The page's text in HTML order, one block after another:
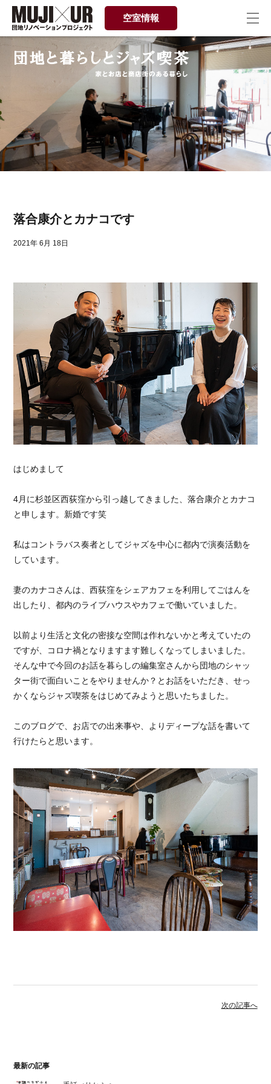
空室情報
落合康介とカナコです
2021年 6月 18日
はじめまして
4月に杉並区西荻窪から引っ越してきました、落合康介とカナコ
と申します。新婚です笑
私はコントラバス奏者としてジャズを中心に都内で演奏活動を
しています。
妻のカナコさんは、西荻窪をシェアカフェを利用してごはんを
出したり、都内のライブハウスやカフェで働いていました。
以前より生活と文化の密接な空間は作れないかと考えていたの
ですが、コロナ禍となりますます難しくなってしまいました。
そんな中で今回のお話を暮らしの編集室さんから団地のシャッ
ター街で面白いことをやりませんか？とお話をいただき、せっ
かくならジャズ喫茶をはじめてみようと思いたちました。
このブログで、お店での出来事や、よりディープな話を書いて
行けたらと思います。
次の記事へ
最新の記事